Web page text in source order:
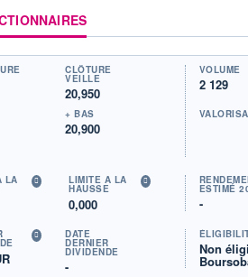
CLÔTURE
VEILLE
20,950
+ BAS
20,900
VOLUME
2 129
LA LIMITE À LA
HAUSSE
0,000
ESTIMÉ
-
DATE
DERNIER
DIVIDENDE
-
Non